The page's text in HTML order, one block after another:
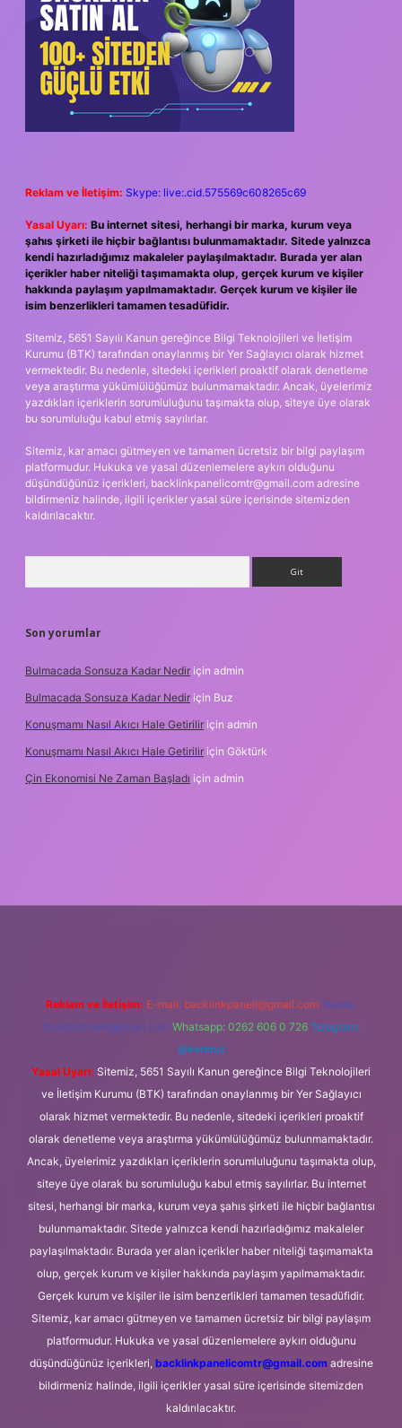
Reklam ve İletişim: Skype: live:.cid.575569c608265c69
Yasal Uyarı: Bu internet sitesi, herhangi bir marka, kurum veya
şahıs şirketi ile hiçbir bağlantısı bulunmamaktadır. Sitede yalnızca
kendi hazırladığımız makaleler paylaşılmaktadır. Burada yer alan
içerikler haber niteliği taşımamakta olup, gerçek kurum ve kişiler
hakkında paylaşım yapılmamaktadır. Gerçek kurum ve kişiler ile
isim benzerlikleri tamamen tesadüfidir.
Sitemiz, 5651 Sayılı Kanun gereğince Bilgi Teknolojileri ve İletişim
Kurumu (BTK) tarafından onaylanmış bir Yer Sağlayıcı olarak hizmet
vermektedir. Bu nedenle, sitedeki içerikleri proaktif olarak denetleme
veya araştırma yükümlülüğümüz bulunmamaktadır. Ancak, üyelerimiz
yazdıkları içeriklerin sorumluluğunu taşımakta olup, siteye üye olarak
bu sorumluluğu kabul etmiş sayılırlar.
Sitemiz, kar amacı gütmeyen ve tamamen ücretsiz bir bilgi paylaşım
platformudur. Hukuka ve yasal düzenlemelere aykırı olduğunu
düşündüğünüz içerikleri, backlinkpanelicomtr@gmail.com adresine
bildirmeniz halinde, ilgili içerikler yasal süre içerisinde sitemizden
kaldırılacaktır.
Son yorumlar
Bulmacada Sonsuza Kadar Nedir için admin
Bulmacada Sonsuza Kadar Nedir için Buz
Konuşmamı Nasıl Akıcı Hale Getirilir için admin
Konuşmamı Nasıl Akıcı Hale Getirilir için Göktürk
Çin Ekonomisi Ne Zaman Başladı için admin
Reklam ve İletişim: E-mail: backlinkpaneli@gmail.com Teams:
forumhizmeti@gmail.com Whatsapp: 0262 606 0 726 Telegram:
@karabul
Yasal Uyarı: Sitemiz, 5651 Sayılı Kanun gereğince Bilgi Teknolojileri
ve İletişim Kurumu (BTK) tarafından onaylanmış bir Yer Sağlayıcı
olarak hizmet vermektedir. Bu nedenle, sitedeki içerikleri proaktif
olarak denetleme veya araştırma yükümlülüğümüz bulunmamaktadır.
Ancak, üyelerimiz yazdıkları içeriklerin sorumluluğunu taşımakta olup,
siteye üye olarak bu sorumluluğu kabul etmiş sayılırlar. Bu internet
sitesi, herhangi bir marka, kurum veya şahıs şirketi ile hiçbir bağlantısı
bulunmamaktadır. Sitede yalnızca kendi hazırladığımız makaleler
paylaşılmaktadır. Burada yer alan içerikler haber niteliği taşımamakta
olup, gerçek kurum ve kişiler hakkında paylaşım yapılmamaktadır.
Gerçek kurum ve kişiler ile isim benzerlikleri tamamen tesadüfidir.
Sitemiz, kar amacı gütmeyen ve tamamen ücretsiz bir bilgi paylaşım
platformudur. Hukuka ve yasal düzenlemelere aykırı olduğunu
düşündüğünüz içerikleri, backlinkpanelicomtr@gmail.comadresine
bildirmeniz halinde, ilgili içerikler yasal süre içerisinde sitemizden
kaldırılacaktır.